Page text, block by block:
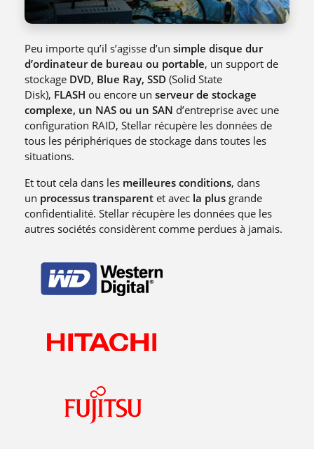
Peu importe qu’il s’agisse d’unsimple disque dur
d’ordinateur de bureau ou portable, un support de
stockage DVD, Blue Ray, SSD(Solid State
Disk), FLASH ou encore unserveur de stockage
complexe, un NAS ou un SAN d’entreprise avec une
configuration RAID, Stellar récupère les données de
tous les périphériques de stockage dans toutes les
situations.
Et tout cela dans les meilleures conditions, dans
un processus transparent et avec la plus grande
confidentialité. Stellar récupère les données que les
autres sociétés considèrent comme perdues à jamais.